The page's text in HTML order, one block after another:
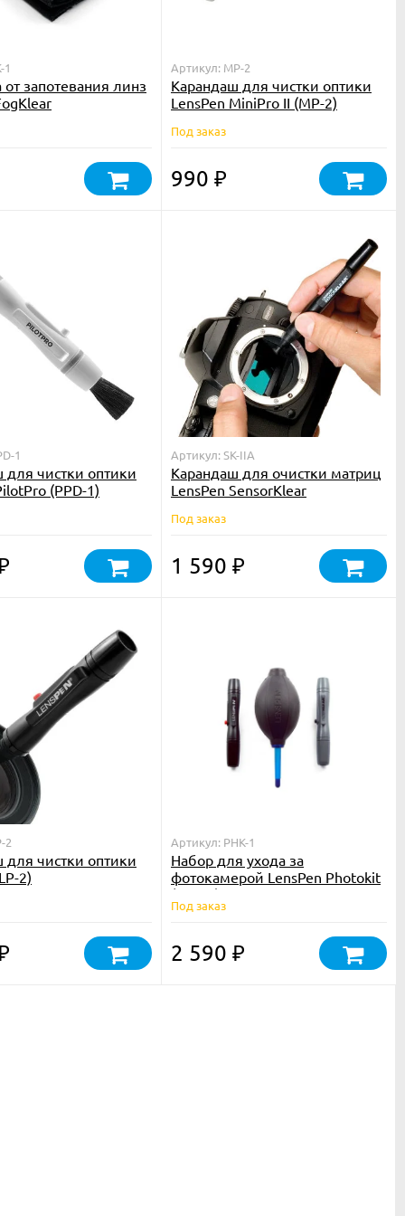
1
запотевания линз
Артикул: MP-2
Карандаш для чистки оптики
LensPen MiniPro II (MP-2)
Под заказ
990 ₽
1
для чистки оптики
(PPD-1)
Артикул: SK-IIA
Карандаш для очистки матриц
LensPen SensorKlear
Под заказ
1 590 ₽
2
для чистки оптики
2)
Артикул: PHK-1
Набор для ухода за
фотокамерой LensPen Photokit
(PHK-1)
Под заказ
2 590 ₽